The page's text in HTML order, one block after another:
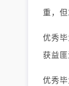
重，
优秀
获益匪
优秀